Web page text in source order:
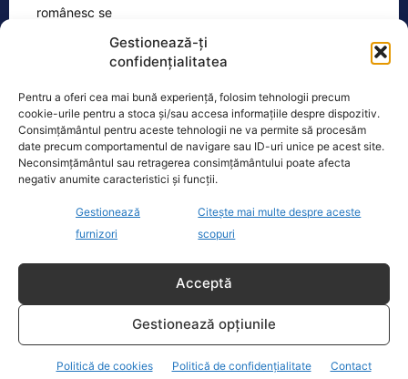
Gestionează-ți
confidențialitatea
Pentru a oferi cea mai bună experiență, folosim tehnologii precum
cookie-urile pentru a stoca și/sau accesa informațiile despre dispozitiv.
Consimțământul pentru aceste tehnologii ne va permite să procesăm
date precum comportamentul de navigare sau ID-uri unice pe acest site.
Neconsimțământul sau retragerea consimțământului poate afecta
negativ anumite caracteristici și funcții.
Gestionează
furnizori
Citește mai multe despre aceste
scopuri
Acceptă
Gestionează opțiunile
Politică de cookies Politică de confidențialitate Contact
Situație explozivă la FIFA: Gianni Infantino e „acum mai
periculos ca…
Gianni Infantino, președinte al FIFA din
la preluarea mandatului, iar acțiunile